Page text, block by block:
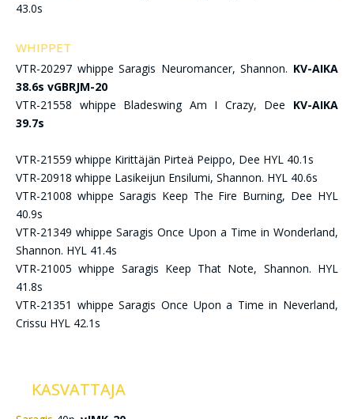
43.0s
WHIPPET
VTR-20297 whippe Saragis Neuromancer, Shannon. KV-AIKA
38.6s vGBRJM-20
VTR-21558 whippe Bladeswing Am I Crazy, Dee KV-AIKA
39.7s
VTR-21559 whippe Kirittäjän Pirteä Peippo, Dee HYL 40.1s
VTR-20918 whippe Lasikeijun Ensilumi, Shannon. HYL 40.6s
VTR-21008 whippe Saragis Keep The Fire Burning, Dee HYL
40.9s
VTR-21349 whippe Saragis Once Upon a Time in Wonderland,
Shannon. HYL 41.4s
VTR-21005 whippe Saragis Keep That Note, Shannon. HYL
41.8s
VTR-21351 whippe Saragis Once Upon a Time in Neverland,
Crissu HYL 42.1s
KASVATTAJA